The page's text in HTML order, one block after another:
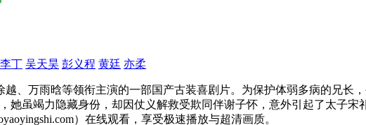
李丁 吴天昊 彭义程 黄廷 亦柔
越、万雨晗等领衔主演的一部国产古装喜剧片。为保护体弱多病的兄长
她虽竭力隐藏身份，却因仗义解救受欺同伴谢子怀，意外引起了太子
）在线观看，享受极速播放与超清画质。